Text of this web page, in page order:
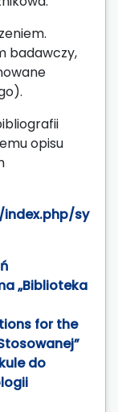
badawczy,
opisu
sy
„Biblioteka
for the
do